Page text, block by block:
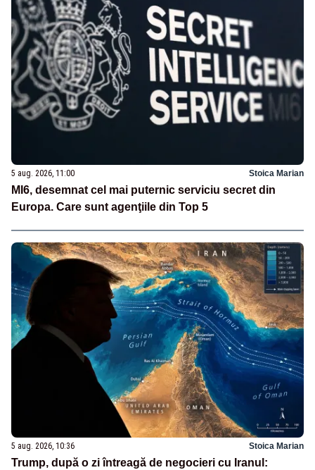
5 aug. 2026, 11:00 Stoica Marian
MI6, desemnat cel mai puternic serviciu secret din
Europa. Care sunt agenţiile din Top 5
5 aug. 2026, 10:36 Stoica Marian
Trump, după o zi întreagă de negocieri cu Iranul: